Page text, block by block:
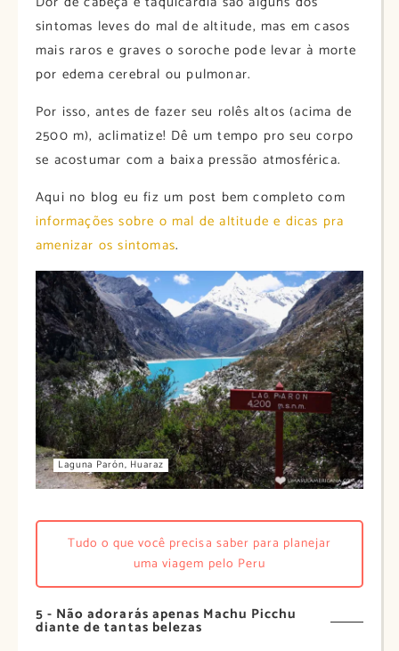
sintomas leves do mal de altitude, mas em casos
mais raros e graves o soroche pode levar à morte
por edema cerebral ou pulmonar.
Por isso, antes de fazer seu rolês altos (acima de
2500 m), aclimatize! Dê um tempo pro seu corpo
se acostumar com a baixa pressão atmosférica.
Aqui no blog eu fiz um post bem completo com
informações sobre o mal de altitude e dicas pra
amenizar os sintomas.
Laguna Parón, Huaraz
Tudo o que você precisa saber para planejar
uma viagem pelo Peru
5 - Não adorarás apenas Machu Picchu
diante de tantas belezas